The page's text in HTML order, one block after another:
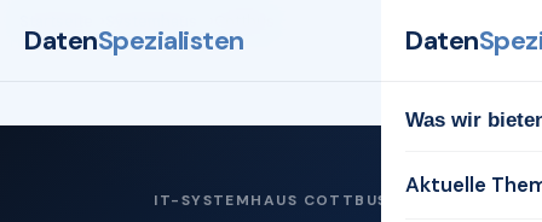
DatenSpezialisten Daten
Was wir
Aktuelle
IT-SYSTEMHAUS COTTBUS